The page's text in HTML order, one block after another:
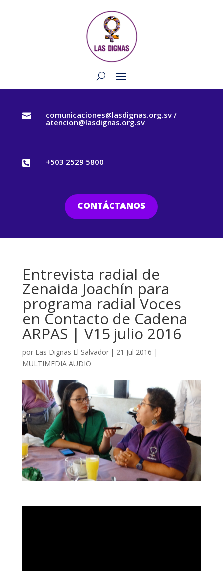
 comunicaciones@lasdignas.org.sv /
atencion@lasdignas.org.sv
 +503 2529 5800
CONTÁCTANOS
Entrevista radial de
Zenaida Joachín para
programa radial Voces
en Contacto de Cadena
ARPAS | V15 julio 2016
por Las Dignas El Salvador| 21 Jul 2016 |
MULTIMEDIA AUDIO